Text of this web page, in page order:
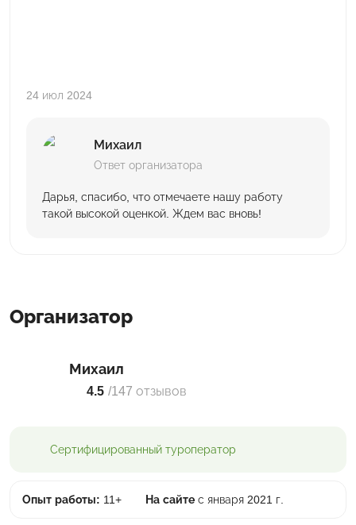
24 июл 2024
Михаил
Ответ организатора
Дарья, спасибо, что отмечаете нашу работу
такой высокой оценкой. Ждем вас вновь!
Организатор
Михаил
4.5 /147 отзывов
Сертифицированный туроператор
Опыт работы: 11+ На сайте с января 2021 г.